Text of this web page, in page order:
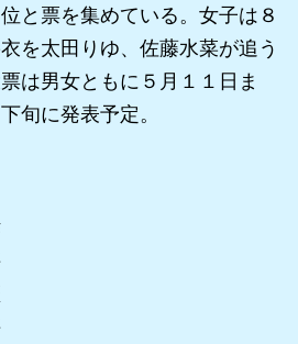
と票を集めている。女子は８
を太田りゆ、佐藤水菜が追う
は男女ともに５月１１日ま
旬に発表予定。